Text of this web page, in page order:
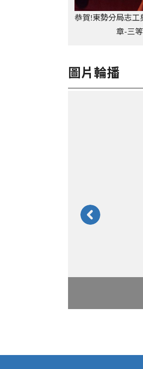
恭賀!東勢分局志工
章-三
圖片輪播